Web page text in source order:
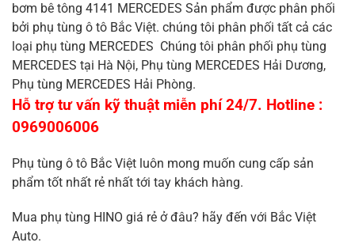
bơm bê tông 4141 MERCEDES Sản phẩm được phân phối
bởi phụ tùng ô tô Bắc Việt. chúng tôi phân phối tất cả các
loại phụ tùng MERCEDES Chúng tôi phân phối phụ tùng
MERCEDES tại Hà Nội, Phụ tùng MERCEDES Hải Dương,
Phụ tùng MERCEDES Hải Phòng.
Hỗ trợ tư vấn kỹ thuật miễn phí 24/7. Hotline :
0969006006
Phụ tùng ô tô Bắc Việt luôn mong muốn cung cấp sản
phẩm tốt nhất rẻ nhất tới tay khách hàng.
Mua phụ tùng HINO giá rẻ ở đâu? hãy đến với Bắc Việt
Auto.